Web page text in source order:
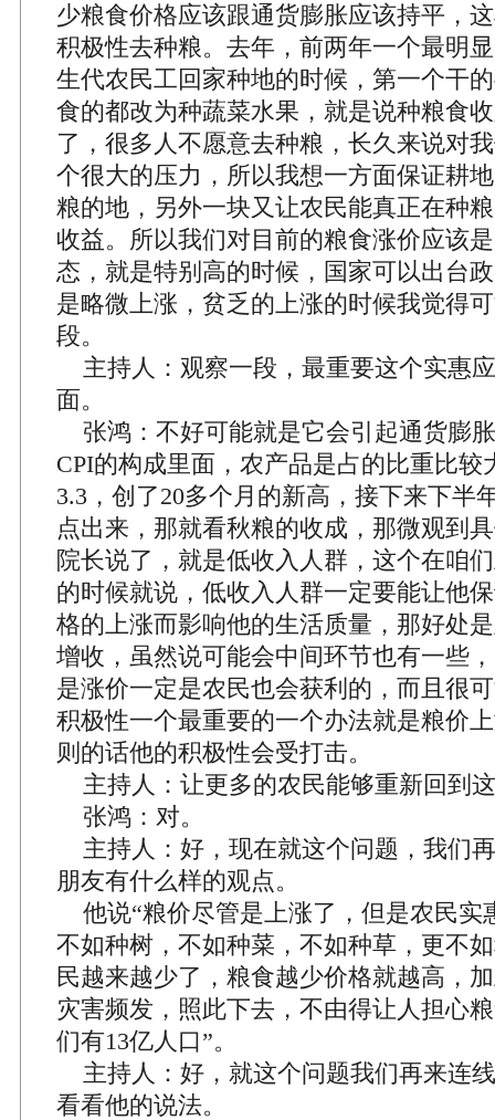
少粮食价格应该跟通货膨胀应该持平，
积极性去种粮。去年，前两年一个最明
生代农民工回家种地的时候，第一个干
食的都改为种蔬菜水果，就是说种粮食
了，很多人不愿意去种粮，长久来说对
个很大的压力，所以我想一方面保证耕
粮的地，另外一块又让农民能真正在种
收益。所以我们对目前的粮食涨价应该
态，就是特别高的时候，国家可以出台
是略微上涨，贫乏的上涨的时候我觉得
段。
主持人：观察一段，最重要这个实惠
面。
张鸿：不好可能就是它会引起通货膨
CPI的构成里面，农产品是占的比重比较
3.3，创了20多个月的新高，接下来下半
点出来，那就看秋粮的收成，那微观到
院长说了，就是低收入人群，这个在咱
的时候就说，低收入人群一定要能让他
格的上涨而影响他的生活质量，那好处
增收，虽然说可能会中间环节也有一些
是涨价一定是农民也会获利的，而且很
积极性一个最重要的一个办法就是粮价
则的话他的积极性会受打击。
主持人：让更多的农民能够重新回到
张鸿：对。
主持人：好，现在就这个问题，我们
朋友有什么样的观点。
他说“粮价尽管是上涨了，但是农民实
不如种树，不如种菜，不如种草，更不
民越来越少了，粮食越少价格就越高，
灾害频发，照此下去，不由得让人担心
们有13亿人口”。
主持人：好，就这个问题我们再来连
看看他的说法。